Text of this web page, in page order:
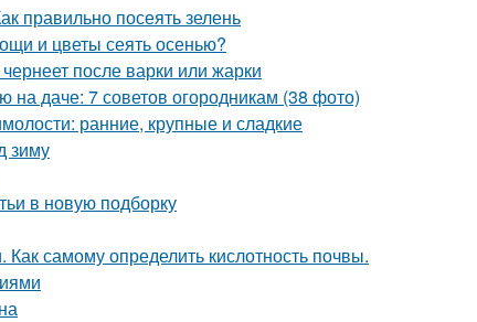
правильно посеять зелень
и цветы сеять осенью?
после варки или жарки
даче: 7 советов огородникам (38 фото)
ранние, крупные и сладкие
зиму
в новую подборку
самому определить кислотность почвы.